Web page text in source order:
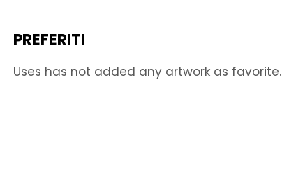
PREFERITI
Uses has not added any artwork as favorite.